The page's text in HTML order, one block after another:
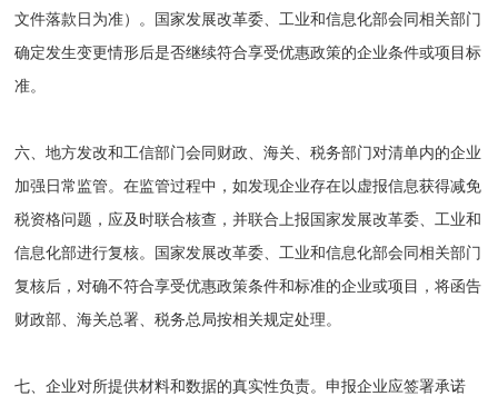
文件落款日为准）。国家发展改革委、工业和信息化部会同相关部门
确定发生变更情形后是否继续符合享受优惠政策的企业条件或项目标
准。
六、地方发改和工信部门会同财政、海关、税务部门对清单内的企业
加强日常监管。在监管过程中，如发现企业存在以虚报信息获得减免
税资格问题，应及时联合核查，并联合上报国家发展改革委、工业和
信息化部进行复核。国家发展改革委、工业和信息化部会同相关部门
复核后，对确不符合享受优惠政策条件和标准的企业或项目，将函告
财政部、海关总署、税务总局按相关规定处理。
七、企业对所提供材料和数据的真实性负责。申报企业应签署承诺